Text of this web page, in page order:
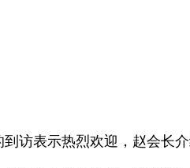
访表示热烈欢迎，赵会长